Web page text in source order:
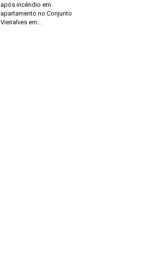
após incêndio em
apartamento no Conjunto
Vieiralves em...